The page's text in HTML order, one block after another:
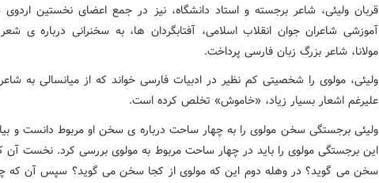
قربان ولیئی، شاعر برجسته و استاد دانشگاه، نیز در جمع اعضای نخستین
آموزشی شاعران جوان انقلاب اسلامی، آفتابگردان ها، به سخنرانی درباره ی
مولانا، شاعر بزرگ زبان فارسی پرداخت.
ولیئی، مولوی را شخصیتی کم نظیر در ادبیات فارسی خواند که از میانسالی به
علیرغم اشعار بسیار زیاد، «خاموش» تخلص کرده است.
ولیئی برجستگی سخن مولوی را به چهار ساحت درباره ی سخن او مربوط دانست و
این برجستگی مولوی را باید در چهار ساحت مربوط به مولوی بررسی کرد. نخست آن
سخن می گوید؟ در وهله دوم این که مولوی از کجا سخن می گوید؟ سپس آن که